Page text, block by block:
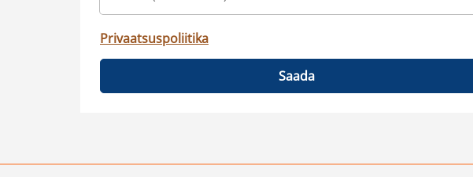
Privaatsuspoliitika
Saada